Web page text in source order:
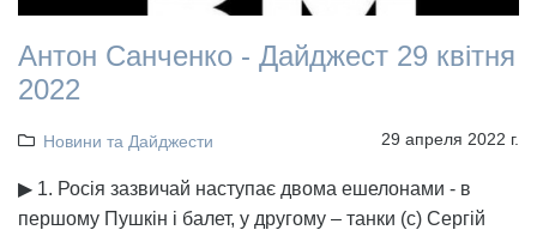
Антон Санченко - Дайджест 29 квітня
2022
Новини та Дайджести 29 апреля 2022 г.
▶ 1. Росія зазвичай наступає двома ешелонами - в
першому Пушкін і балет, у другому – танки (с) Сергій